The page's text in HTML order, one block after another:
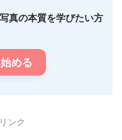
真の本質を学びたい方
める
ンク